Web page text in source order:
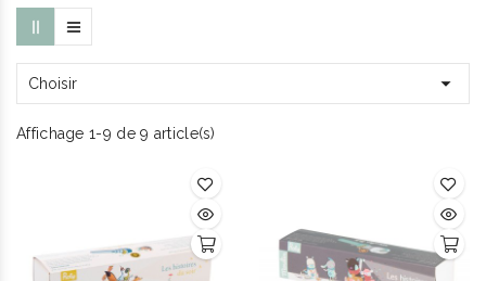
Choisir 
Affichage 1-9 de 9 article(s)